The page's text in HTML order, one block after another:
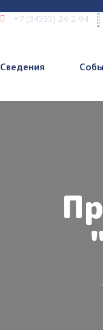
+7 (34555) 24-2-94
Сведения